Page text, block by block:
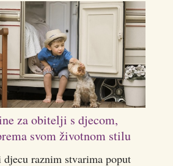
za obitelji s djecom,
svom životnom stilu
raznim stvarima poput